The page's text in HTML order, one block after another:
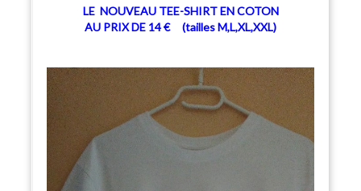
LE NOUVEAU TEE-SHIRT EN COTON
AU PRIX DE 14 € (tailles M,L,XL,XXL)